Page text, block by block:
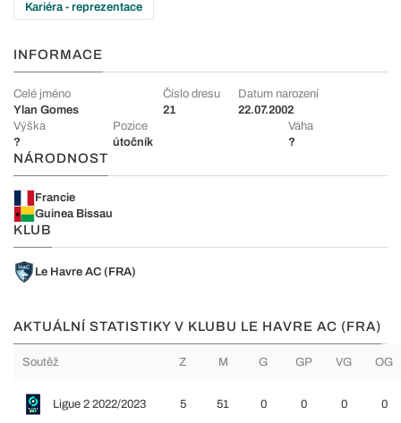
Kariéra - reprezentace
INFORMACE
Celé jméno
Ylan Gomes
Číslo dresu
21
Datum narození
22.07.2002
Výška
?
Pozice
útočník
Váha
?
NÁRODNOST
Francie
Guinea Bissau
KLUB
Le Havre AC (FRA)
AKTUÁLNÍ STATISTIKY V KLUBU LE HAVRE AC (FRA)
Soutěž Z M G GP VG OG
Ligue 2 2022/2023 5 51 0 0 0 0